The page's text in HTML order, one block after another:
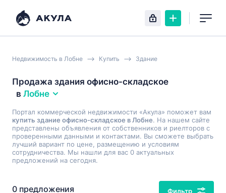
Недвижимость в Лобне Купить Здание
Продажа здания офисно-складское
в Лобне
Портал коммерческой недвижимости «Акула» поможет вам
купить здание офисно-складское в Лобне. На нашем сайте
представлены объявления от собственников и риелторов с
проверенными данными и контактами. Вы сможете выбрать
лучший вариант по цене, размещению и условиям
сотрудничества. Мы нашли для вас 0 актуальных
предложений на сегодня.
0 предложения Фильтр